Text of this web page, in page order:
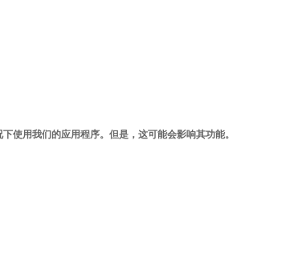
使用我们的应用程序。但是，这可能会影响其功能。